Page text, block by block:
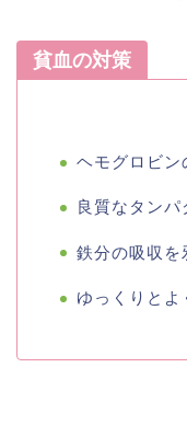
貧血の対策
ヘモグロビン
良質なタンパ
鉄分の吸収を
ゆっくりとよ